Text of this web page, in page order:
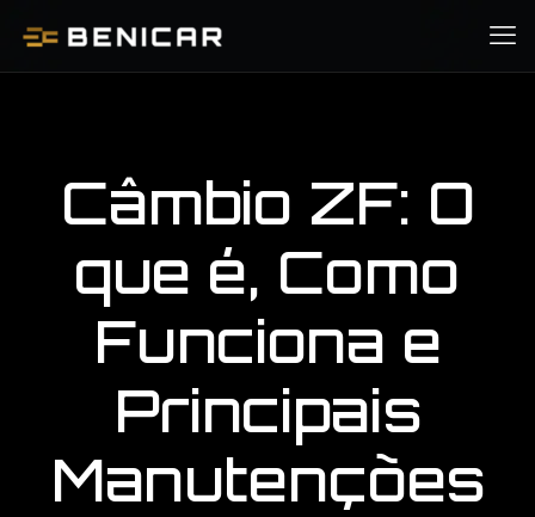
Câmbio ZF: O
que é, Como
Funciona e
Principais
Manutenções